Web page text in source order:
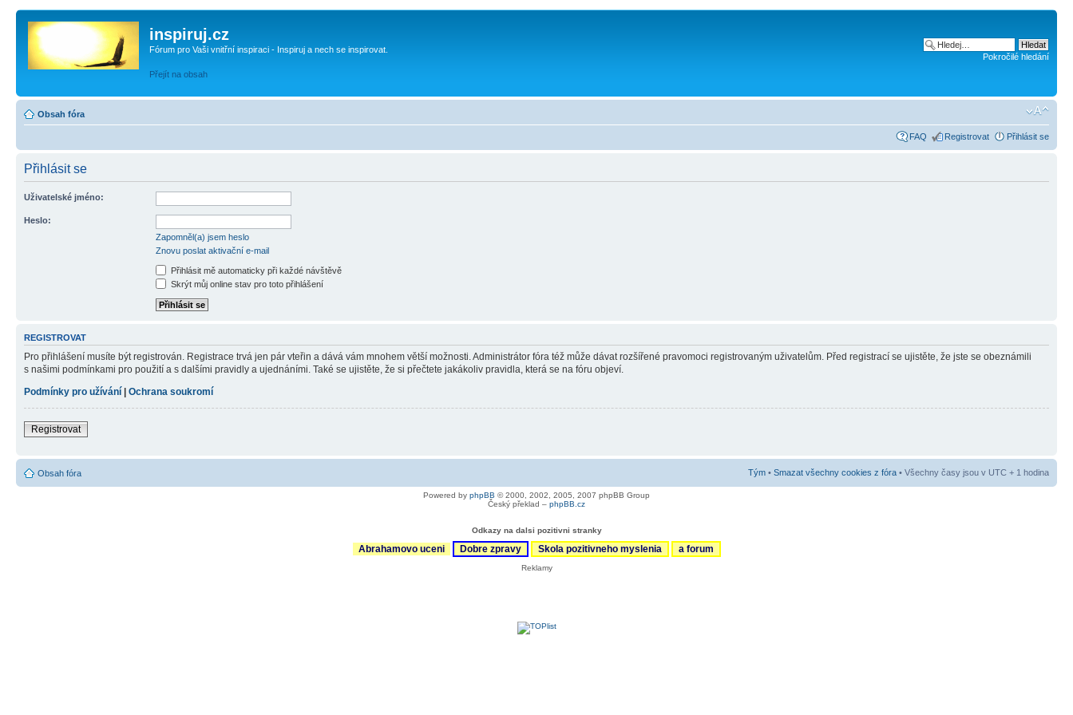
inspiruj.cz
Fórum pro Vaši vnitřní inspiraci - Inspiruj a nech se inspirovat.
Přejít na obsah
Pokročilé hledání
Obsah fóra
FAQ Registrovat Přihlásit se
Přihlásit se
Uživatelské jméno:
Heslo:
Zapomněl(a) jsem heslo
Znovu poslat aktivační e-mail
Přihlásit mě automaticky při každé návštěvě
Skrýt můj online stav pro toto přihlášení
REGISTROVAT
Pro přihlášení musíte být registrován. Registrace trvá jen pár vteřin a dává vám mnohem větší možnosti. Administrátor fóra též může dávat rozšířené pravomoci registrovaným uživatelům. Před registrací se ujistěte, že jste se obeznámili
s našimi podmínkami pro použití a s dalšími pravidly a ujednáními. Také se ujistěte, že si přečtete jakákoliv pravidla, která se na fóru objeví.
Podmínky pro užívání | Ochrana soukromí
Registrovat
Obsah fóra Tým • Smazat všechny cookies z fóra • Všechny časy jsou v UTC + 1 hodina
Powered by phpBB © 2000, 2002, 2005, 2007 phpBB Group
Český překlad – phpBB.cz
Odkazy na dalsi pozitivni stranky
Abrahamovo uceni Dobre zpravy Skola pozitivneho myslenia a forum
Reklamy